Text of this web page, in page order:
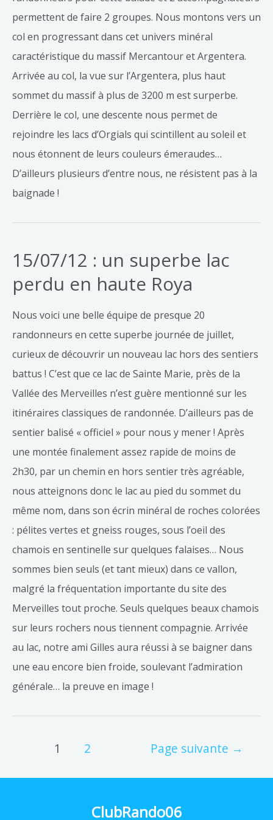
permettent de faire 2 groupes. Nous montons vers un
col en progressant dans cet univers minéral
caractéristique du massif Mercantour et Argentera.
Arrivée au col, la vue sur l’Argentera, plus haut
sommet du massif à plus de 3200 m est surperbe.
Derrière le col, une descente nous permet de
rejoindre les lacs d’Orgials qui scintillent au soleil et
nous étonnent de leurs couleurs émeraudes…
D’ailleurs plusieurs d’entre nous, ne résistent pas à la
baignade !
15/07/12 : un superbe lac
perdu en haute Roya
Nous voici une belle équipe de presque 20
randonneurs en cette superbe journée de juillet,
curieux de découvrir un nouveau lac hors des sentiers
battus ! C’est que ce lac de Sainte Marie, près de la
Vallée des Merveilles n’est guère mentionné sur les
itinéraires classiques de randonnée. D’ailleurs pas de
sentier balisé « officiel » pour nous y mener ! Après
une montée finalement assez rapide de moins de
2h30, par un chemin en hors sentier très agréable,
nous atteignons donc le lac au pied du sommet du
même nom, dans son écrin minéral de roches colorées
: pélites vertes et gneiss rouges, sous l’oeil des
chamois en sentinelle sur quelques falaises… Nous
sommes bien seuls (et tant mieux) dans ce vallon,
malgré la fréquentation importante du site des
Merveilles tout proche. Seuls quelques beaux chamois
sur leurs rochers nous tiennent compagnie. Arrivée
au lac, notre ami Gilles aura réussi à se baigner dans
une eau encore bien froide, soulevant l’admiration
générale… la preuve en image !
1 2 Page suivante →
ClubRando06